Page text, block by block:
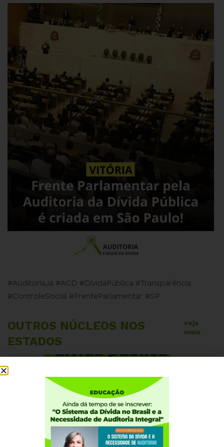
#AuditoriaJá #ACD #DívidaPública #Transparência
#ControleSocial #FrenteParlamentar #SP
OUTROS NÚCLEOS NOS
ESTADOS
veja
mais